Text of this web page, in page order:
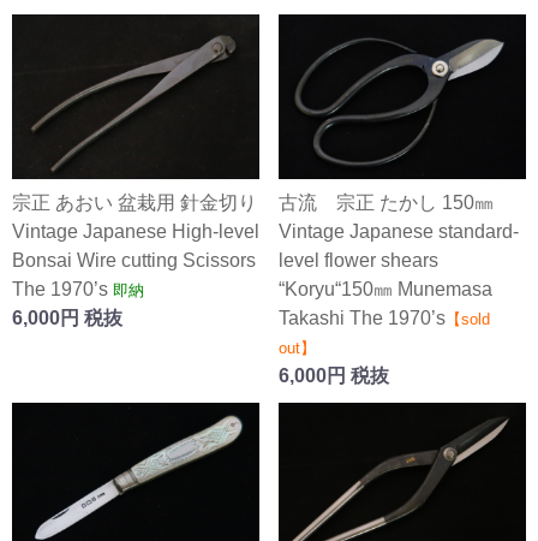
宗正 あおい 盆栽用 針金切り
Vintage Japanese High-level
Bonsai Wire cutting Scissors
The 1970’s 即納
6,000円 税抜
古流 宗正 たかし 150㎜
Vintage Japanese standard-
level flower shears
“Koryu“150㎜ Munemasa
Takashi The 1970’s 【sold
out】
6,000円 税抜